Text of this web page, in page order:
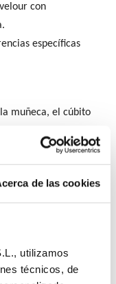
de las cookies
utilizamos
técnicos, de
con
específicas
muñeca, el cúbito
túnel carpiano o